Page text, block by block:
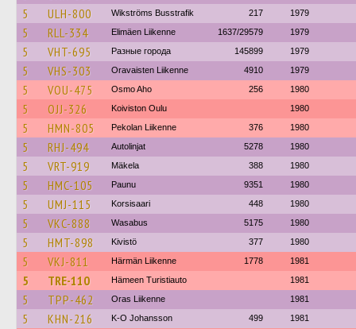
5 ULH-800 Wikströms Busstrafik 217 1979
5 RLL-334 Elimäen Liikenne 1637/29579 1979
5 VHT-695 Разные города 145899 1979
5 VHS-303 Oravaisten Liikenne 4910 1979
5 VOU-475 Osmo Aho 256 1980
5 OJJ-326 Koiviston Oulu 1980
5 HMN-805 Pekolan Liikenne 376 1980
5 RHJ-494 Autolinjat 5278 1980
5 VRT-919 Mäkela 388 1980
5 HMC-105 Paunu 9351 1980
5 UMJ-115 Korsisaari 448 1980
5 VKC-888 Wasabus 5175 1980
5 HMT-898 Kivistö 377 1980
5 VKJ-811 Härmän Liikenne 1778 1981
5 TRE-110 Hämeen Turistiauto 1981
5 TPP-462 Oras Liikenne 1981
5 KHN-216 K-O Johansson 499 1981